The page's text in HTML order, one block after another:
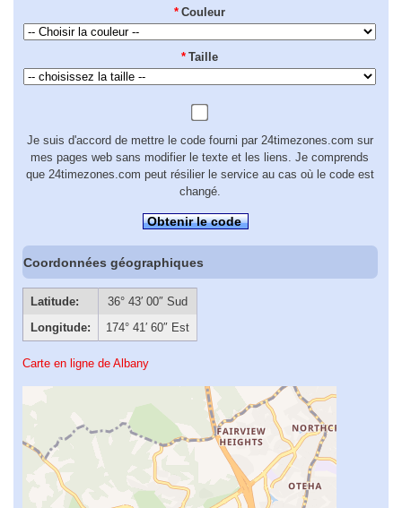
* Couleur
* Taille
Je suis d'accord de mettre le code fourni par 24timezones.com sur
mes pages web sans modifier le texte et les liens. Je comprends
que 24timezones.com peut résilier le service au cas où le code est
changé.
Obtenir le code
Coordonnées géographiques
Latitude:
36° 43′ 00″ Sud
Longitude:
174° 41′ 60″ Est
Carte en ligne de Albany